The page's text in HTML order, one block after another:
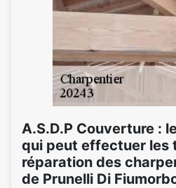
A.S.D.P Couverture :
qui peut effectuer les
réparation des
de Prunelli Di